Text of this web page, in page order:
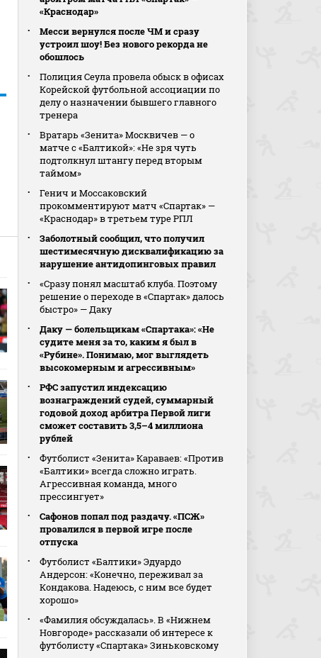
«Краснодар»
Месси вернулся после ЧМ и сразу
устроил шоу! Без нового рекорда не
обошлось
Полиция Сеула провела обыск в офисах
Корейской футбольной ассоциации по
делу о назначении бывшего главного
тренера
Вратарь «Зенита» Москвичев — о
матче с «Балтикой»: «Не зря чуть
подтолкнул штангу перед вторым
таймом»
Генич и Моссаковский
прокомментируют матч «Спартак» —
«Краснодар» в третьем туре РПЛ
Заболотный сообщил, что получил
шестимесячную дисквалификацию за
нарушение антидопинговых правил
«Сразу понял масштаб клуба. Поэтому
решение о переходе в «Спартак» далось
быстро» — Даку
Даку — болельщикам «Спартака»: «Не
судите меня за то, каким я был в
«Рубине». Понимаю, мог выглядеть
высокомерным и агрессивным»
РФС запустил индексацию
вознаграждений судей, суммарный
годовой доход арбитра Первой лиги
сможет составить 3,5–4 миллиона
рублей
Футболист «Зенита» Караваев: «Против
«Балтики» всегда сложно играть.
Агрессивная команда, много
прессингует»
Сафонов попал под раздачу. «ПСЖ»
провалился в первой игре после
отпуска
Футболист «Балтики» Эдуардо
Андерсон: «Конечно, переживал за
Кондакова. Надеюсь, с ним все будет
хорошо»
«Фамилия обсуждалась». В «Нижнем
Новгороде» рассказали об интересе к
футболисту «Спартака» Зиньковскому